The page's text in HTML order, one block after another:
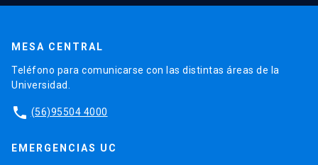
MESA CENTRAL
Teléfono para comunicarse con las distintas áreas de la
Universidad.
phone (56)95504 4000
EMERGENCIAS UC